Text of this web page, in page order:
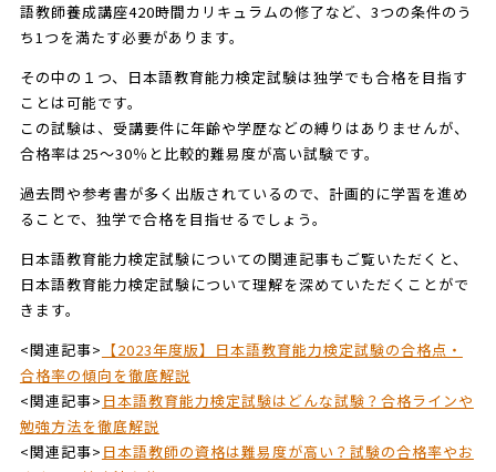
語教師養成講座420時間カリキュラムの修了など、3つの条件のう
ち1つを満たす必要があります。
その中の１つ、日本語教育能力検定試験は独学でも合格を目指す
ことは可能です。
この試験は、受講要件に年齢や学歴などの縛りはありませんが、
合格率は25～30％と比較的難易度が高い試験です。
過去問や参考書が多く出版されているので、計画的に学習を進め
ることで、独学で合格を目指せるでしょう。
日本語教育能力検定試験についての関連記事もご覧いただくと、
日本語教育能力検定試験について理解を深めていただくことがで
きます。
<関連記事> 【2023年度版】日本語教育能力検定試験の合格点・
合格率の傾向を徹底解説
<関連記事> 日本語教育能力検定試験はどんな試験？合格ラインや
勉強方法を徹底解説
<関連記事> 日本語教師の資格は難易度が高い？試験の合格率やお